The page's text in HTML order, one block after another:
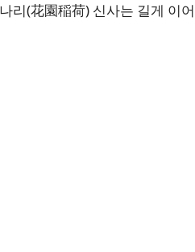
리(花園稲荷) 신사는 길게 이